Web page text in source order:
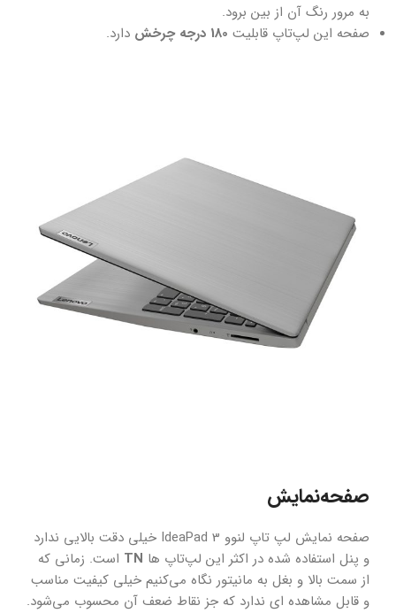
به مرور رنگ آن از بین برود.
صفحه این لپ‌تاپ قابلیت 180 درجه چرخش دارد.
صفحه‌نمایش
صفحه نمایش لپ تاپ لنوو IdeaPad 3 خیلی دقت بالایی ندارد
و پنل استفاده شده در اکثر این لپ‌تاپ ها TN است. زمانی که
از سمت بالا و بغل به مانیتور نگاه می‌کنیم خیلی کیفیت مناسب
و قابل مشاهده ای ندارد که جز نقاط ضعف آن محسوب می‌شود.